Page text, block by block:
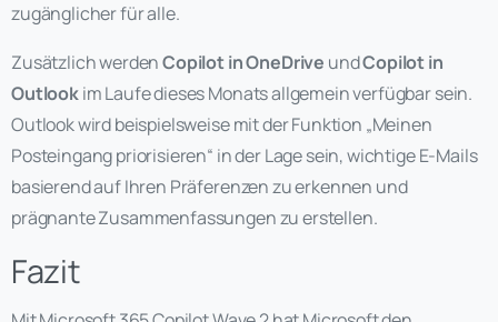
zugänglicher für alle.
Zusätzlich werdenCopilot in OneDrive undCopilot in
Outlookim Laufe dieses Monats allgemein verfügbar sein.
Outlook wird beispielsweise mit der Funktion „Meinen
Posteingang priorisieren“ in der Lage sein, wichtige E-Mails
basierend auf Ihren Präferenzen zu erkennen und
prägnante Zusammenfassungen zu erstellen.
Fazit